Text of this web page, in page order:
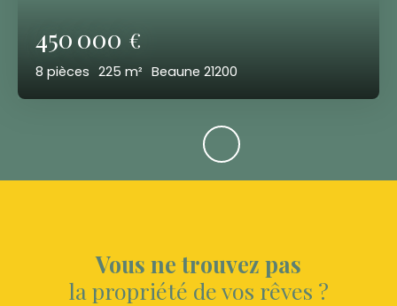
450 000 €
8 pièces 225 m² Beaune 21200
Vous ne trouvez pas
la propriété de vos rêves ?